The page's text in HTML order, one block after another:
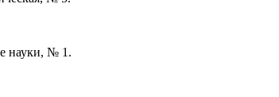
науки, № 1.